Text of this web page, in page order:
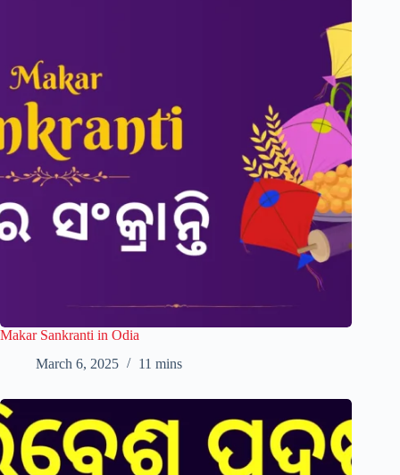
Makar Sankranti in Odia
March 6, 2025
11 mins